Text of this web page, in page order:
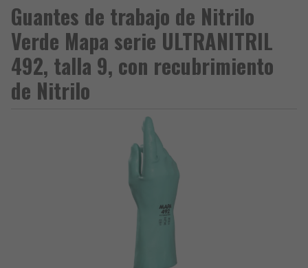
Guantes de trabajo de Nitrilo
Verde Mapa serie ULTRANITRIL
492, talla 9, con recubrimiento
de Nitrilo